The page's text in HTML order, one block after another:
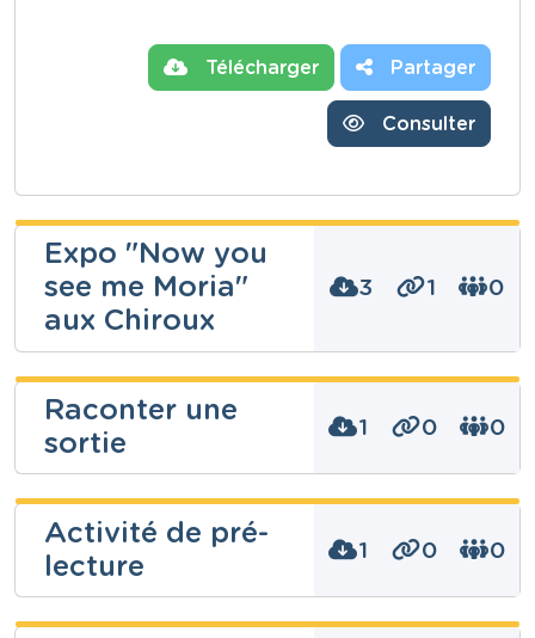
Télécharger Partager
Consulter
Expo "Now you
see me Moria"
aux Chiroux
3 1 0
Laurent
Merenne
Niveau
Français
Année
5 années
culture, culturelle, expo, exposition, PECA, sortie,
Raconter une
sortie
1 0 0
fabienne
begon
Niveau
Activité de pré-
lecture
1 0 0